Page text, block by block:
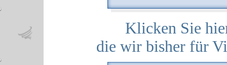
Klicken Sie
die wir bisher für